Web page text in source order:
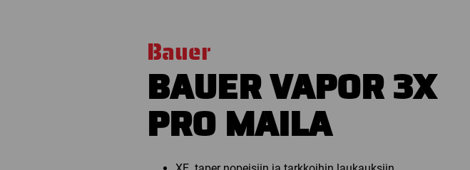
Bauer
BAUER VAPOR 3X
PRO MAILA